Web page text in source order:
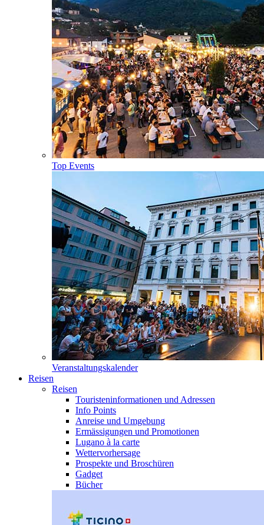
Top Events
Veranstaltungskalender
Reisen
Reisen
Touristeninformationen und Adressen
Info Points
Anreise und Umgebung
Ermässigungen und Promotionen
Lugano à la carte
Wettervorhersage
Prospekte und Broschüren
Gadget
Bücher